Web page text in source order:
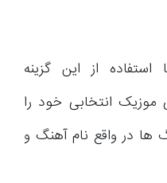
استفاده از این گزینه
انتخابی خود را
ها در واقع نام آهنگ و